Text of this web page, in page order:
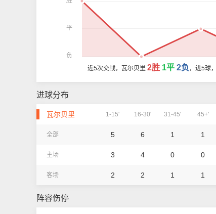
平
负
近5次交战，瓦尔贝里 2胜 1平 2负 ，进5球
进球分布
瓦尔贝里 1-15' 16-30' 31-45' 45+'
全部 5 6 1 1
主场 3 4 0 0
客场 2 2 1 1
阵容伤停